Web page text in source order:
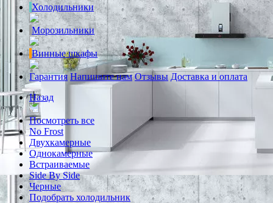
Холодильники
Морозильники
Винные шкафы
Гарантия Напишите нам Отзывы Доставка и оплата
Назад
Посмотреть все
No Frost
Двухкамерные
Однокамерные
Встраиваемые
Side By Side
Черные
Подобрать холодильник